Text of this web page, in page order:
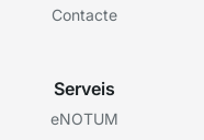
Contacte
Serveis
eNOTUM